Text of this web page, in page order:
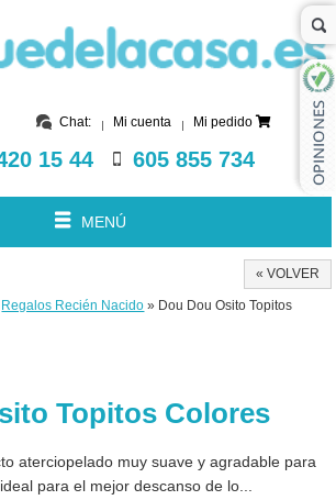
Chat: Mi cuenta Mi pedido
15 44 605 855 734
MENÚ
« VOLVER
Regalos Recién Nacido » Dou Dou Osito Topitos
Topitos Colores
aterciopelado muy suave y agradable para
para el mejor descanso de lo...